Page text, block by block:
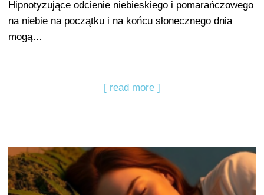
Hipnotyzujące odcienie niebieskiego i pomarańczowego
na niebie na początku i na końcu słonecznego dnia
mogą…
[ read more ]